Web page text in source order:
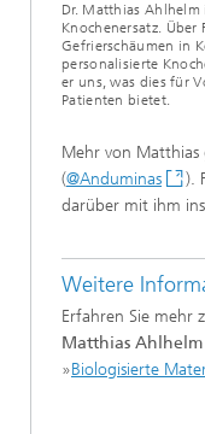
Dr. Matthias Ahlhelm
Knochenersatz. Über
Gefrierschäumen in
personalisierte
er uns, was dies für
Patienten bietet.
Mehr von Matthias
(@Anduminas
).
darüber mit ihm
Weitere
Erfahren Sie mehr
Matthias Ahlhelm
»Biologisierte